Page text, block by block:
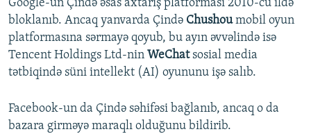
Google-un Çində əsas axtarış platforması 2010-cu ildə
bloklanıb. Ancaq yanvarda Çində Chushoumobil oyun
platformasına sərmayə qoyub, bu ayın əvvəlində isə
Tencent Holdings Ltd-nin WeChatsosial media
tətbiqində süni intellekt (AI) oyununu işə salıb.
Facebook-un da Çində səhifəsi bağlanıb, ancaq o da
bazara girməyə maraqlı olduğunu bildirib.